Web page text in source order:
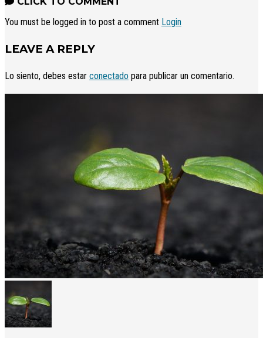
You must be logged in to post a comment Login
LEAVE A REPLY
Lo siento, debes estar conectado para publicar un comentario.